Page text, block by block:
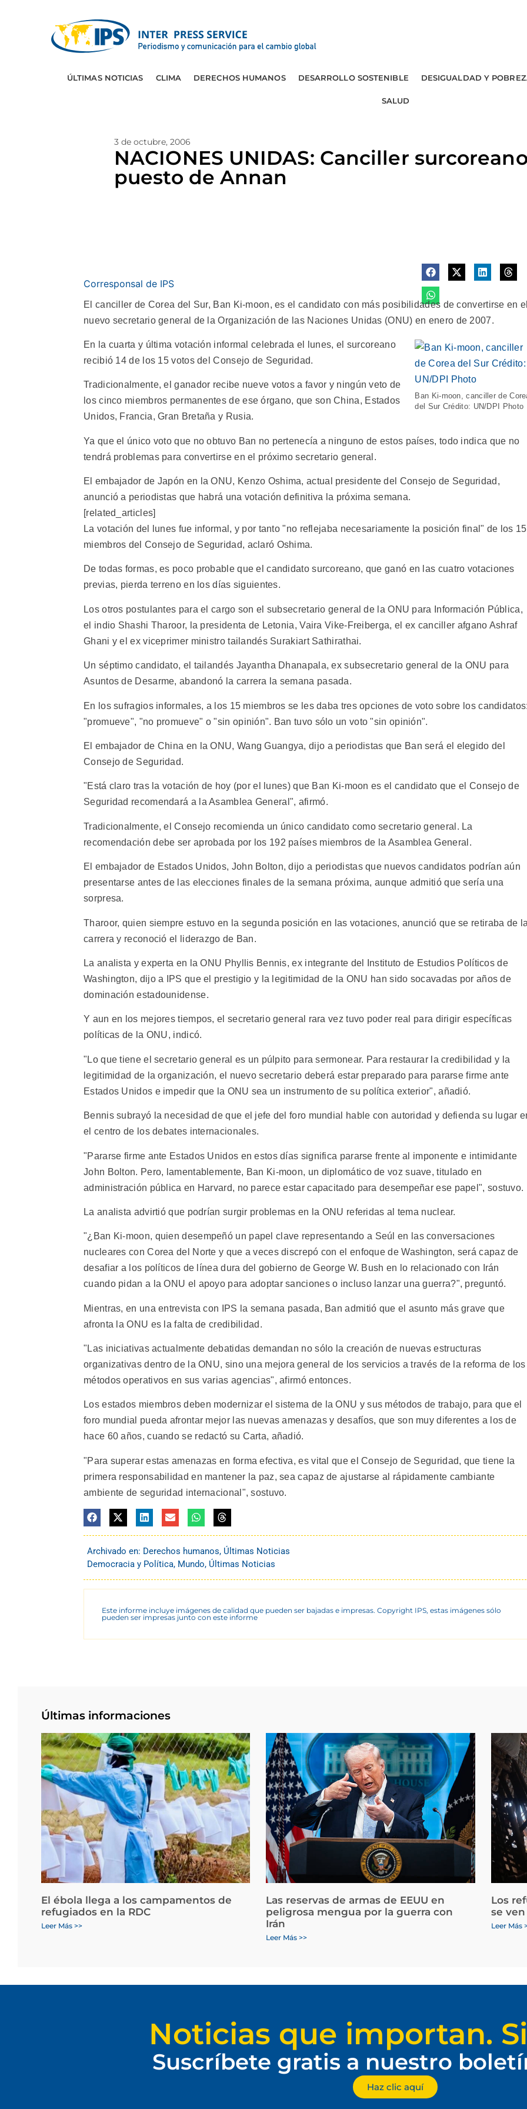
ÚLTIMAS NOTICIAS CLIMA DERECHOS HUMANOS DESARROLLO SOSTENIBLE DESIGUALDAD Y
SALUD
3 de octubre, 2006
NACIONES UNIDAS: Canciller
puesto de Annan
Corresponsal de IPS
El canciller de Corea del Sur, Ban Ki-moon, es el candidato con más posibilidades de convertirse en
nuevo secretario general de la Organización de las Naciones Unidas (ONU) en enero de 2007.
Ban Ki-moon, canciller de
del Sur Crédito: UN/DPI Photo
En la cuarta y última votación informal celebrada el lunes, el surcoreano
recibió 14 de los 15 votos del Consejo de Seguridad.
Tradicionalmente, el ganador recibe nueve votos a favor y ningún veto de
los cinco miembros permanentes de ese órgano, que son China, Estados
Unidos, Francia, Gran Bretaña y Rusia.
Ya que el único voto que no obtuvo Ban no pertenecía a ninguno de estos países, todo indica que no
tendrá problemas para convertirse en el próximo secretario general.
El embajador de Japón en la ONU, Kenzo Oshima, actual presidente del Consejo de Seguridad,
anunció a periodistas que habrá una votación definitiva la próxima semana.
[related_articles]
La votación del lunes fue informal, y por tanto "no reflejaba necesariamente la posición final" de los 15
miembros del Consejo de Seguridad, aclaró Oshima.
De todas formas, es poco probable que el candidato surcoreano, que ganó en las cuatro votaciones
previas, pierda terreno en los días siguientes.
Los otros postulantes para el cargo son el subsecretario general de la ONU para Información Pública,
el indio Shashi Tharoor, la presidenta de Letonia, Vaira Vike-Freiberga, el ex canciller afgano Ashraf
Ghani y el ex viceprimer ministro tailandés Surakiart Sathirathai.
Un séptimo candidato, el tailandés Jayantha Dhanapala, ex subsecretario general de la ONU para
Asuntos de Desarme, abandonó la carrera la semana pasada.
En los sufragios informales, a los 15 miembros se les daba tres opciones de voto sobre los
"promueve", "no promueve" o "sin opinión". Ban tuvo sólo un voto "sin opinión".
El embajador de China en la ONU, Wang Guangya, dijo a periodistas que Ban será el elegido del
Consejo de Seguridad.
"Está claro tras la votación de hoy (por el lunes) que Ban Ki-moon es el candidato que el Consejo de
Seguridad recomendará a la Asamblea General", afirmó.
Tradicionalmente, el Consejo recomienda un único candidato como secretario general. La
recomendación debe ser aprobada por los 192 países miembros de la Asamblea General.
El embajador de Estados Unidos, John Bolton, dijo a periodistas que nuevos candidatos podrían aún
presentarse antes de las elecciones finales de la semana próxima, aunque admitió que sería una
sorpresa.
Tharoor, quien siempre estuvo en la segunda posición en las votaciones, anunció que se retiraba de
carrera y reconoció el liderazgo de Ban.
La analista y experta en la ONU Phyllis Bennis, ex integrante del Instituto de Estudios Políticos de
Washington, dijo a IPS que el prestigio y la legitimidad de la ONU han sido socavadas por años de
dominación estadounidense.
Y aun en los mejores tiempos, el secretario general rara vez tuvo poder real para dirigir específicas
políticas de la ONU, indicó.
"Lo que tiene el secretario general es un púlpito para sermonear. Para restaurar la credibilidad y la
legitimidad de la organización, el nuevo secretario deberá estar preparado para pararse firme ante
Estados Unidos e impedir que la ONU sea un instrumento de su política exterior", añadió.
Bennis subrayó la necesidad de que el jefe del foro mundial hable con autoridad y defienda su lugar
el centro de los debates internacionales.
"Pararse firme ante Estados Unidos en estos días significa pararse frente al imponente e intimidante
John Bolton. Pero, lamentablemente, Ban Ki-moon, un diplomático de voz suave, titulado en
administración pública en Harvard, no parece estar capacitado para desempeñar ese papel", sostuvo.
La analista advirtió que podrían surgir problemas en la ONU referidas al tema nuclear.
"¿Ban Ki-moon, quien desempeñó un papel clave representando a Seúl en las conversaciones
nucleares con Corea del Norte y que a veces discrepó con el enfoque de Washington, será capaz de
desafiar a los políticos de línea dura del gobierno de George W. Bush en lo relacionado con Irán
cuando pidan a la ONU el apoyo para adoptar sanciones o incluso lanzar una guerra?", preguntó.
Mientras, en una entrevista con IPS la semana pasada, Ban admitió que el asunto más grave que
afronta la ONU es la falta de credibilidad.
"Las iniciativas actualmente debatidas demandan no sólo la creación de nuevas estructuras
organizativas dentro de la ONU, sino una mejora general de los servicios a través de la reforma de los
métodos operativos en sus varias agencias", afirmó entonces.
Los estados miembros deben modernizar el sistema de la ONU y sus métodos de trabajo, para que el
foro mundial pueda afrontar mejor las nuevas amenazas y desafíos, que son muy diferentes a los de
hace 60 años, cuando se redactó su Carta, añadió.
"Para superar estas amenazas en forma efectiva, es vital que el Consejo de Seguridad, que tiene la
primera responsabilidad en mantener la paz, sea capaz de ajustarse al rápidamente cambiante
ambiente de seguridad internacional", sostuvo.
Archivado en: Derechos humanos, Últimas Noticias
Democracia y Política, Mundo, Últimas Noticias
Este informe incluye imágenes de calidad que pueden ser bajadas e impresas. Copyright IPS, estas imágenes sólo
pueden ser impresas junto con este informe
Últimas informaciones
El ébola llega a los campamentos de
refugiados en la RDC
Leer Más >>
Las reservas de armas de EEUU en
peligrosa mengua por la guerra con
Irán
Leer Más >>
Los
se
Leer Más
Noticias que importan.
Suscríbete gratis a nuestro
Haz clic aquí